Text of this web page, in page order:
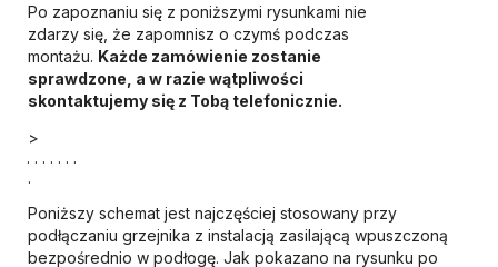
Po zapoznaniu się z poniższymi rysunkami nie
zdarzy się, że zapomnisz o czymś podczas
montażu. Każde zamówienie zostanie
sprawdzone, a w razie wątpliwości
skontaktujemy się z Tobą telefonicznie.
>
. . . . . . .
.
Poniższy schemat jest najczęściej stosowany przy
podłączaniu grzejnika z instalacją zasilającą wpuszczoną
bezpośrednio w podłogę. Jak pokazano na rysunku po